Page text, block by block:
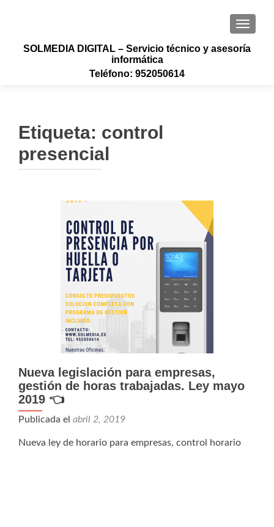
SOLMEDIA DIGITAL – Servicio técnico y asesoría
informática
Teléfono: 952050614
Etiqueta: control
presencial
Nueva legislación para empresas,
gestión de horas trabajadas. Ley mayo
2019 👈
Publicada el abril 2, 2019
Nueva ley de horario para empresas, control horario